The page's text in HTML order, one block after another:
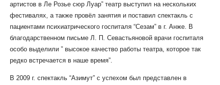
артистов в Ле Розье сюр Луар” театр выступил на нескольких
фестивалях, а также провёл занятия и поставил спектакль с
пациентами психиатрического госпиталя “Сезам” в г. Анже. В
благодарственном письме Л. П. Севастьяновой врачи госпиталя
особо выделили ” высокое качество работы театра, которое так
редко встречается в наше время”.
В 2009 г. спектакль “Азимут” с успехом был представлен в